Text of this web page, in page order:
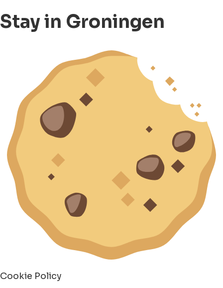
Stay in Groningen
Cookie Policy